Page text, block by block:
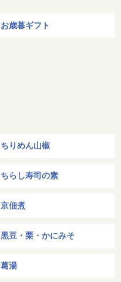
お歳暮ギフト
ちりめん山椒
ちらし寿司の素
京佃煮
黒豆・栗・かにみそ
葛湯